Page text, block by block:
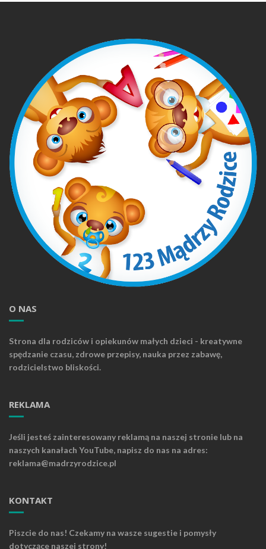
O NAS
Strona dla rodziców i opiekunów małych dzieci - kreatywne
spędzanie czasu, zdrowe przepisy, nauka przez zabawę,
rodzicielstwo bliskości.
REKLAMA
Jeśli jesteś zainteresowany reklamą na naszej stronie lub na
naszych kanałach YouTube, napisz do nas na adres:
reklama@madrzyrodzice.pl
KONTAKT
Piszcie do nas! Czekamy na wasze sugestie i pomysły
dotyczące naszej strony!